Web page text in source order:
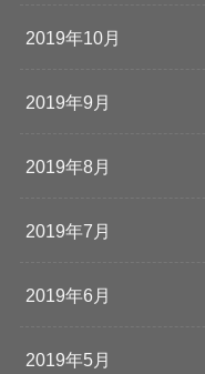
2019年10月
2019年9月
2019年8月
2019年7月
2019年6月
2019年5月